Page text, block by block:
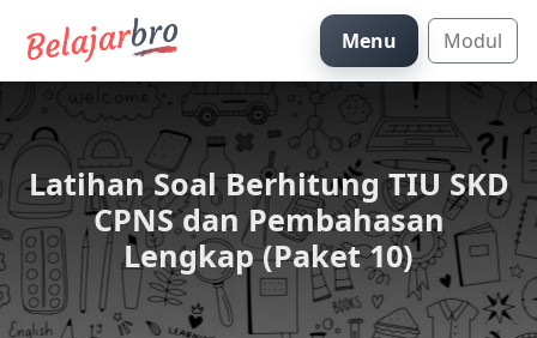
Menu Modul
Latihan Soal Berhitung TIU SKD
CPNS dan Pembahasan
Lengkap (Paket 10)